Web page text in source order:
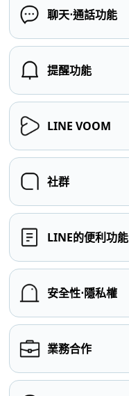
聊天⋅通話功能
提醒功能
LINE VOOM
社群
LINE的便利功能
安全性⋅隱私權
業務合作